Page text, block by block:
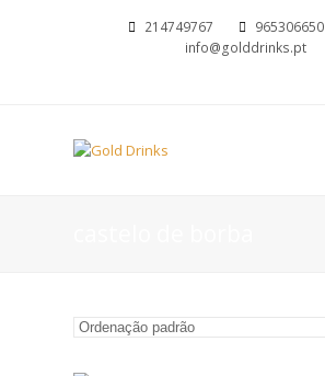
214749767
965306650
info@golddrinks.pt